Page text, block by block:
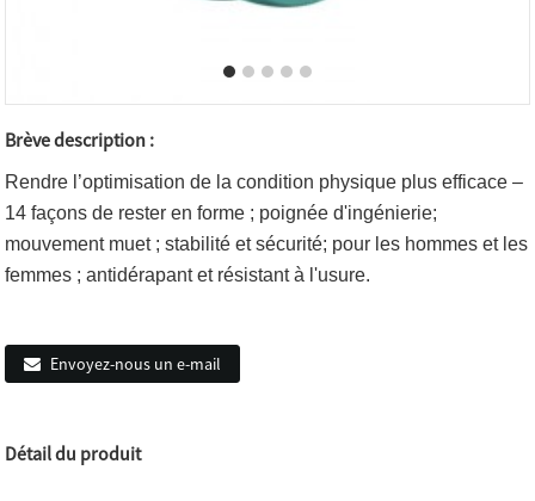
Brève description :
Rendre l’optimisation de la condition physique plus efficace –
14 façons de rester en forme ; poignée d'ingénierie;
mouvement muet ; stabilité et sécurité; pour les hommes et les
femmes ; antidérapant et résistant à l'usure.
Envoyez-nous un e-mail
Détail du produit